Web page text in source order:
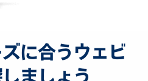
に合うウェビ